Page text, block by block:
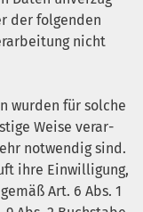
der fol­gen­den
nicht
wur­den für sol­che
Wei­se ver­ar­
not­wen­dig sind.
ihre Ein­wil­li­gung,
Art. 6 Abs. 1